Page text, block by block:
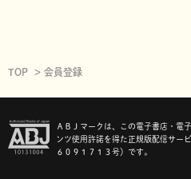
TOP 会員登録
ＡＢＪマークは、この電子書店・電
ンツ使用許諾を得た正規版配信サー
６０９１７１３号）です。